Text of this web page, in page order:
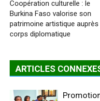
Coopération culturelle : le
Burkina Faso valorise son
patrimoine artistique auprès
corps diplomatique
ARTICLES